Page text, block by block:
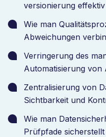
versionierung
Wie man
Abweichungen
Verringerung des
Automatisierung von
Zentralisierung von
Sichtbarkeit und
Wie man
Prüfpfade sicherstellt